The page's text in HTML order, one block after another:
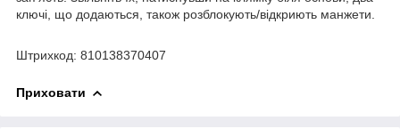
ключі, що додаються, також розблокують/відкриють манжети.
Штрихкод: 810138370407
Приховати